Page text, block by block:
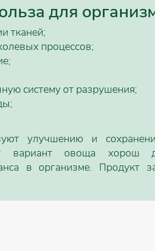
для
тканей;
процессов;
систему от разрушения;
улучшению и
вариант овоща хорош
в организме. Продукт